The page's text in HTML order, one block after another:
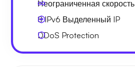
Неограниченная скорость
8 IPv6 Выделенный IP
DDoS Protection